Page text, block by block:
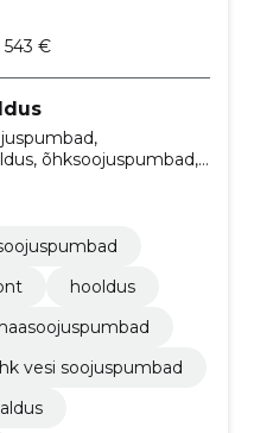
543 €
õhksoojuspumbad,
remont, õhk vesi
hooldus
vesi soojuspumbad